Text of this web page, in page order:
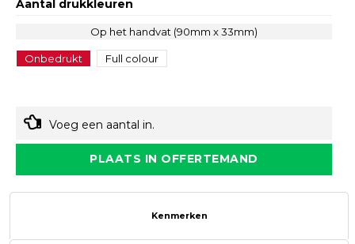
Aantal drukkleuren
Op het handvat (90mm x 33mm)
Onbedrukt Full colour
Voeg een aantal in.
PLAATS IN OFFERTEMAND
Kenmerken